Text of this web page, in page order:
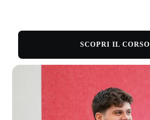
SCOPRI IL CORSO